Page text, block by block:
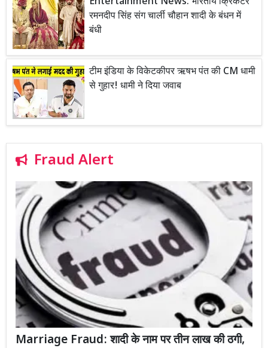
रमनदीप सिंह संग चार्ली चौहान शादी के बंधन में
बंधी
टीम इंडिया के विकेटकीपर ऋषभ पंत की CM धामी
से गुहार! धामी ने दिया जवाब
Fraud Alert
Marriage Fraud: शादी के नाम पर तीन लाख की ठगी,